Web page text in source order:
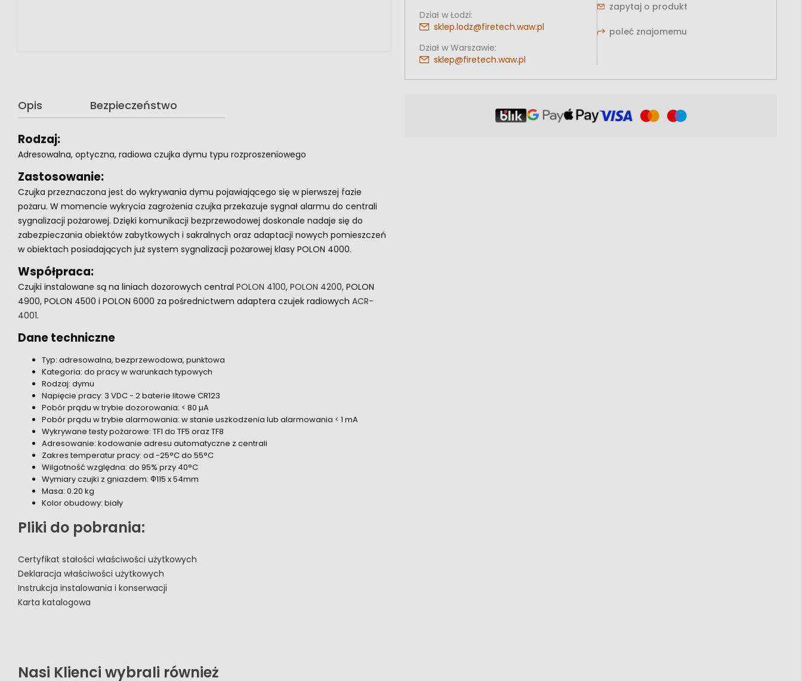
Opis Bezpieczeństwo
Rodzaj:
Adresowalna, optyczna, radiowa czujka dymu typu rozproszeniowego
Zastosowanie:
Czujka przeznaczona jest do wykrywania dymu pojawiającego się w pierwszej fazie
pożaru. W momencie wykrycia zagrożenia czujka przekazuje sygnał alarmu do centrali
sygnalizacji pożarowej. Dzięki komunikacji bezprzewodowej doskonale nadaje się do
zabezpieczania obiektów zabytkowych i sakralnych oraz adaptacji nowych pomieszczeń
w obiektach posiadających już system sygnalizacji pożarowej klasy POLON 4000.
Współpraca:
Czujki instalowane są na liniach dozorowych central POLON 4100, POLON 4200, POLON
4900, POLON 4500 i POLON 6000 za pośrednictwem adaptera czujek radiowych ACR-
4001.
Dane techniczne
Typ: adresowalna, bezprzewodowa, punktowa
Kategoria: do pracy w warunkach typowych
Rodzaj: dymu
Napięcie pracy: 3 VDC - 2 baterie litowe CR123
Pobór prądu w trybie dozorowania: < 80 µA
Pobór prądu w trybie alarmowania: w stanie uszkodzenia lub alarmowania < 1 mA
Wykrywane testy pożarowe: TF1 do TF5 oraz TF8
Adresowanie: kodowanie adresu automatyczne z centrali
Zakres temperatur pracy: od -25°C do 55°C
Wilgotność względna: do 95% przy 40°C
Wymiary czujki z gniazdem: Ф115 x 54mm
Masa: 0.20 kg
Kolor obudowy: biały
Pliki do pobrania:
Certyfikat stałości właściwości użytkowych
Deklaracja właściwości użytkowych
Instrukcja instalowania i konserwacji
Karta katalogowa
Dział w Łodzi:
sklep.lodz@firetech.waw.pl
Dział w Warszawie:
sklep@firetech.waw.pl
zapytaj o produkt
poleć znajomemu
Nasi Klienci wybrali również